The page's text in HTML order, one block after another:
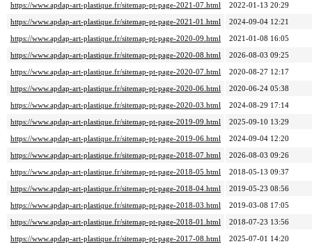
https://www.apdap-art-plastique.fr/sitemap-pt-page-2021-07.html
2022-01-13 20:29
https://www.apdap-art-plastique.fr/sitemap-pt-page-2021-01.html
2024-09-04 12:21
https://www.apdap-art-plastique.fr/sitemap-pt-page-2020-09.html
2021-01-08 16:05
https://www.apdap-art-plastique.fr/sitemap-pt-page-2020-08.html
2026-08-03 09:25
https://www.apdap-art-plastique.fr/sitemap-pt-page-2020-07.html
2020-08-27 12:17
https://www.apdap-art-plastique.fr/sitemap-pt-page-2020-06.html
2020-06-24 05:38
https://www.apdap-art-plastique.fr/sitemap-pt-page-2020-03.html
2024-08-29 17:14
https://www.apdap-art-plastique.fr/sitemap-pt-page-2019-09.html
2025-09-10 13:29
https://www.apdap-art-plastique.fr/sitemap-pt-page-2019-06.html
2024-09-04 12:20
https://www.apdap-art-plastique.fr/sitemap-pt-page-2018-07.html
2026-08-03 09:26
https://www.apdap-art-plastique.fr/sitemap-pt-page-2018-05.html
2018-05-13 09:37
https://www.apdap-art-plastique.fr/sitemap-pt-page-2018-04.html
2019-05-23 08:56
https://www.apdap-art-plastique.fr/sitemap-pt-page-2018-03.html
2019-03-08 17:05
https://www.apdap-art-plastique.fr/sitemap-pt-page-2018-01.html
2018-07-23 13:56
https://www.apdap-art-plastique.fr/sitemap-pt-page-2017-08.html
2025-07-01 14:20